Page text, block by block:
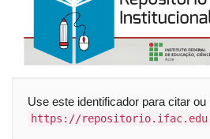
Use este identificador para citar
https://